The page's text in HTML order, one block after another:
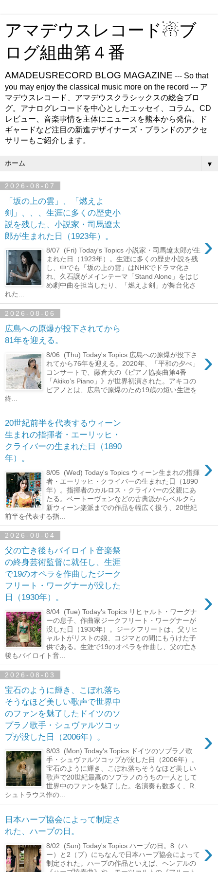
アマデウスレコード☃ブ
ログ組曲第４番
AMADEUSRECORD BLOG MAGAZINE --- So that
you may enjoy the classical music more on the record --- ア
マデウスレコード、アマデウスクラシックスの総合ブロ
グ。アナログレコードを中心としたエッセイ、コラム。CD
レビュー、音楽事情を主体にニュースを熊本から発信。ド
ギャードなど注目の新進デザイナーズ・ブランドのアクセ
サリーもご紹介します。
▼
2026-08-07
「坂の上の雲」、「燃えよ
剣」、、、生涯に多くの歴史小
説を残した、小説家・司馬遼太
郎が生まれた日（1923年）。
›
8/07 (Fri) Today's Topics 小説家・司馬遼太郎が生
まれた日（1923年）。生涯に多くの歴史小説を残
し、中でも「坂の上の雲」はNHKでドラマ化さ
れ、久石譲がメインテーマ「Stand Alone」をはじ
め劇中曲を担当したり、「燃えよ剣」が舞台化さ
れた...
2026-08-06
広島への原爆が投下されてから
81年を迎える。
›
8/06 (Thu) Today's Topics 広島への原爆が投下さ
れてから76年を迎える。2020年、「平和の夕べ」
コンサートで、藤倉大の《ピアノ協奏曲第4番
「Akiko’s Piano」》が世界初演された。アキコの
ピアノとは、広島で原爆のため19歳の短い生涯を
終...
20世紀前半を代表するウィーン
生まれの指揮者・エーリッヒ・
クライバーの生まれた日（1890
年）。
›
8/05 (Wed) Today's Topics ウィーン生まれの指揮
者・エーリッヒ・クライバーの生まれた日（1890
年）。指揮者のカルロス・クライバーの父親にあ
たる。ベートーヴェンなどの古典派からベルクら
新ウィーン楽派までの作品を幅広く扱う、20世紀
前半を代表する指...
2026-08-04
父の亡き後もバイロイト音楽祭
の終身芸術監督に就任し、生涯
で19のオペラを作曲したジーク
フリート・ワーグナーが没した
日（1930年）。
›
8/04 (Tue) Today's Topics リヒャルト・ワーグナ
ーの息子、作曲家ジークフリート・ワーグナーが
没した日（1930年）。ジークフリートは、父リヒ
ャルトがリストの娘、コジマとの間にもうけた子
供である。生涯で19のオペラを作曲し、父の亡き
後もバイロイト音...
2026-08-03
宝石のように輝き、こぼれ落ち
そうなほど美しい歌声で世界中
のファンを魅了したドイツのソ
プラノ歌手・シュヴァルツコッ
プが没した日（2006年）。
›
8/03 (Mon) Today's Topics ドイツのソプラノ歌
手・シュヴァルツコップが没した日（2006年）。
宝石のように輝き、こぼれ落ちそうなほど美しい
歌声で20世紀最高のソプラノのうちの一人として
世界中のファンを魅了した。名演奏も数多く、R.
シュトラウス作の...
日本ハープ協会によって制定さ
れた、ハープの日。
›
8/02 (Sun) Today's Topics ハープの日。8（ハ
ー）と2（プ）にちなんで日本ハープ協会によって
制定された。ハープの作品といえば、ヘンデルの